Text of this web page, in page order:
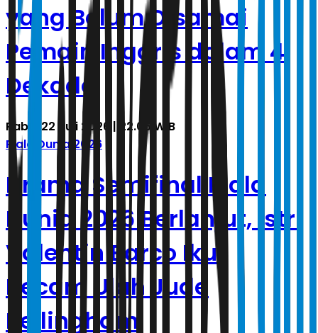
yang Belum Disamai
Pemain Inggris dalam 4
Dekade
Rabu, 22 Juli 2026 | 22.05 WIB
Piala Dunia 2026
Drama Semifinal Piala
Dunia 2026 Berlanjut, Istri
Valentin Barco Ikut
Kecam Ulah Jude
Bellingham